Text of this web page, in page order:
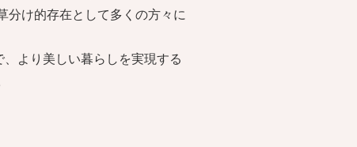
分け的存在として多くの方々に
より美しい暮らしを実現する